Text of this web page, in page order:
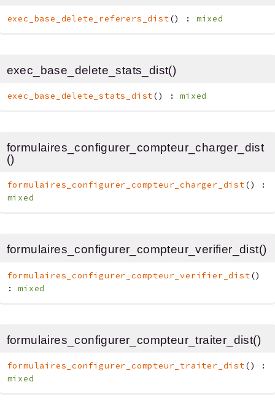
exec_base_delete_referers_dist() : mixed
exec_base_delete_stats_dist()
exec_base_delete_stats_dist() :mixed
formulaires_configurer_compteur_charger_dist
()
formulaires_configurer_compteur_charger_dist()
:
mixed
formulaires_configurer_compteur_verifier_dist()
formulaires_configurer_compteur_verifier_dist()
:mixed
formulaires_configurer_compteur_traiter_dist()
formulaires_configurer_compteur_traiter_dist()
:
mixed